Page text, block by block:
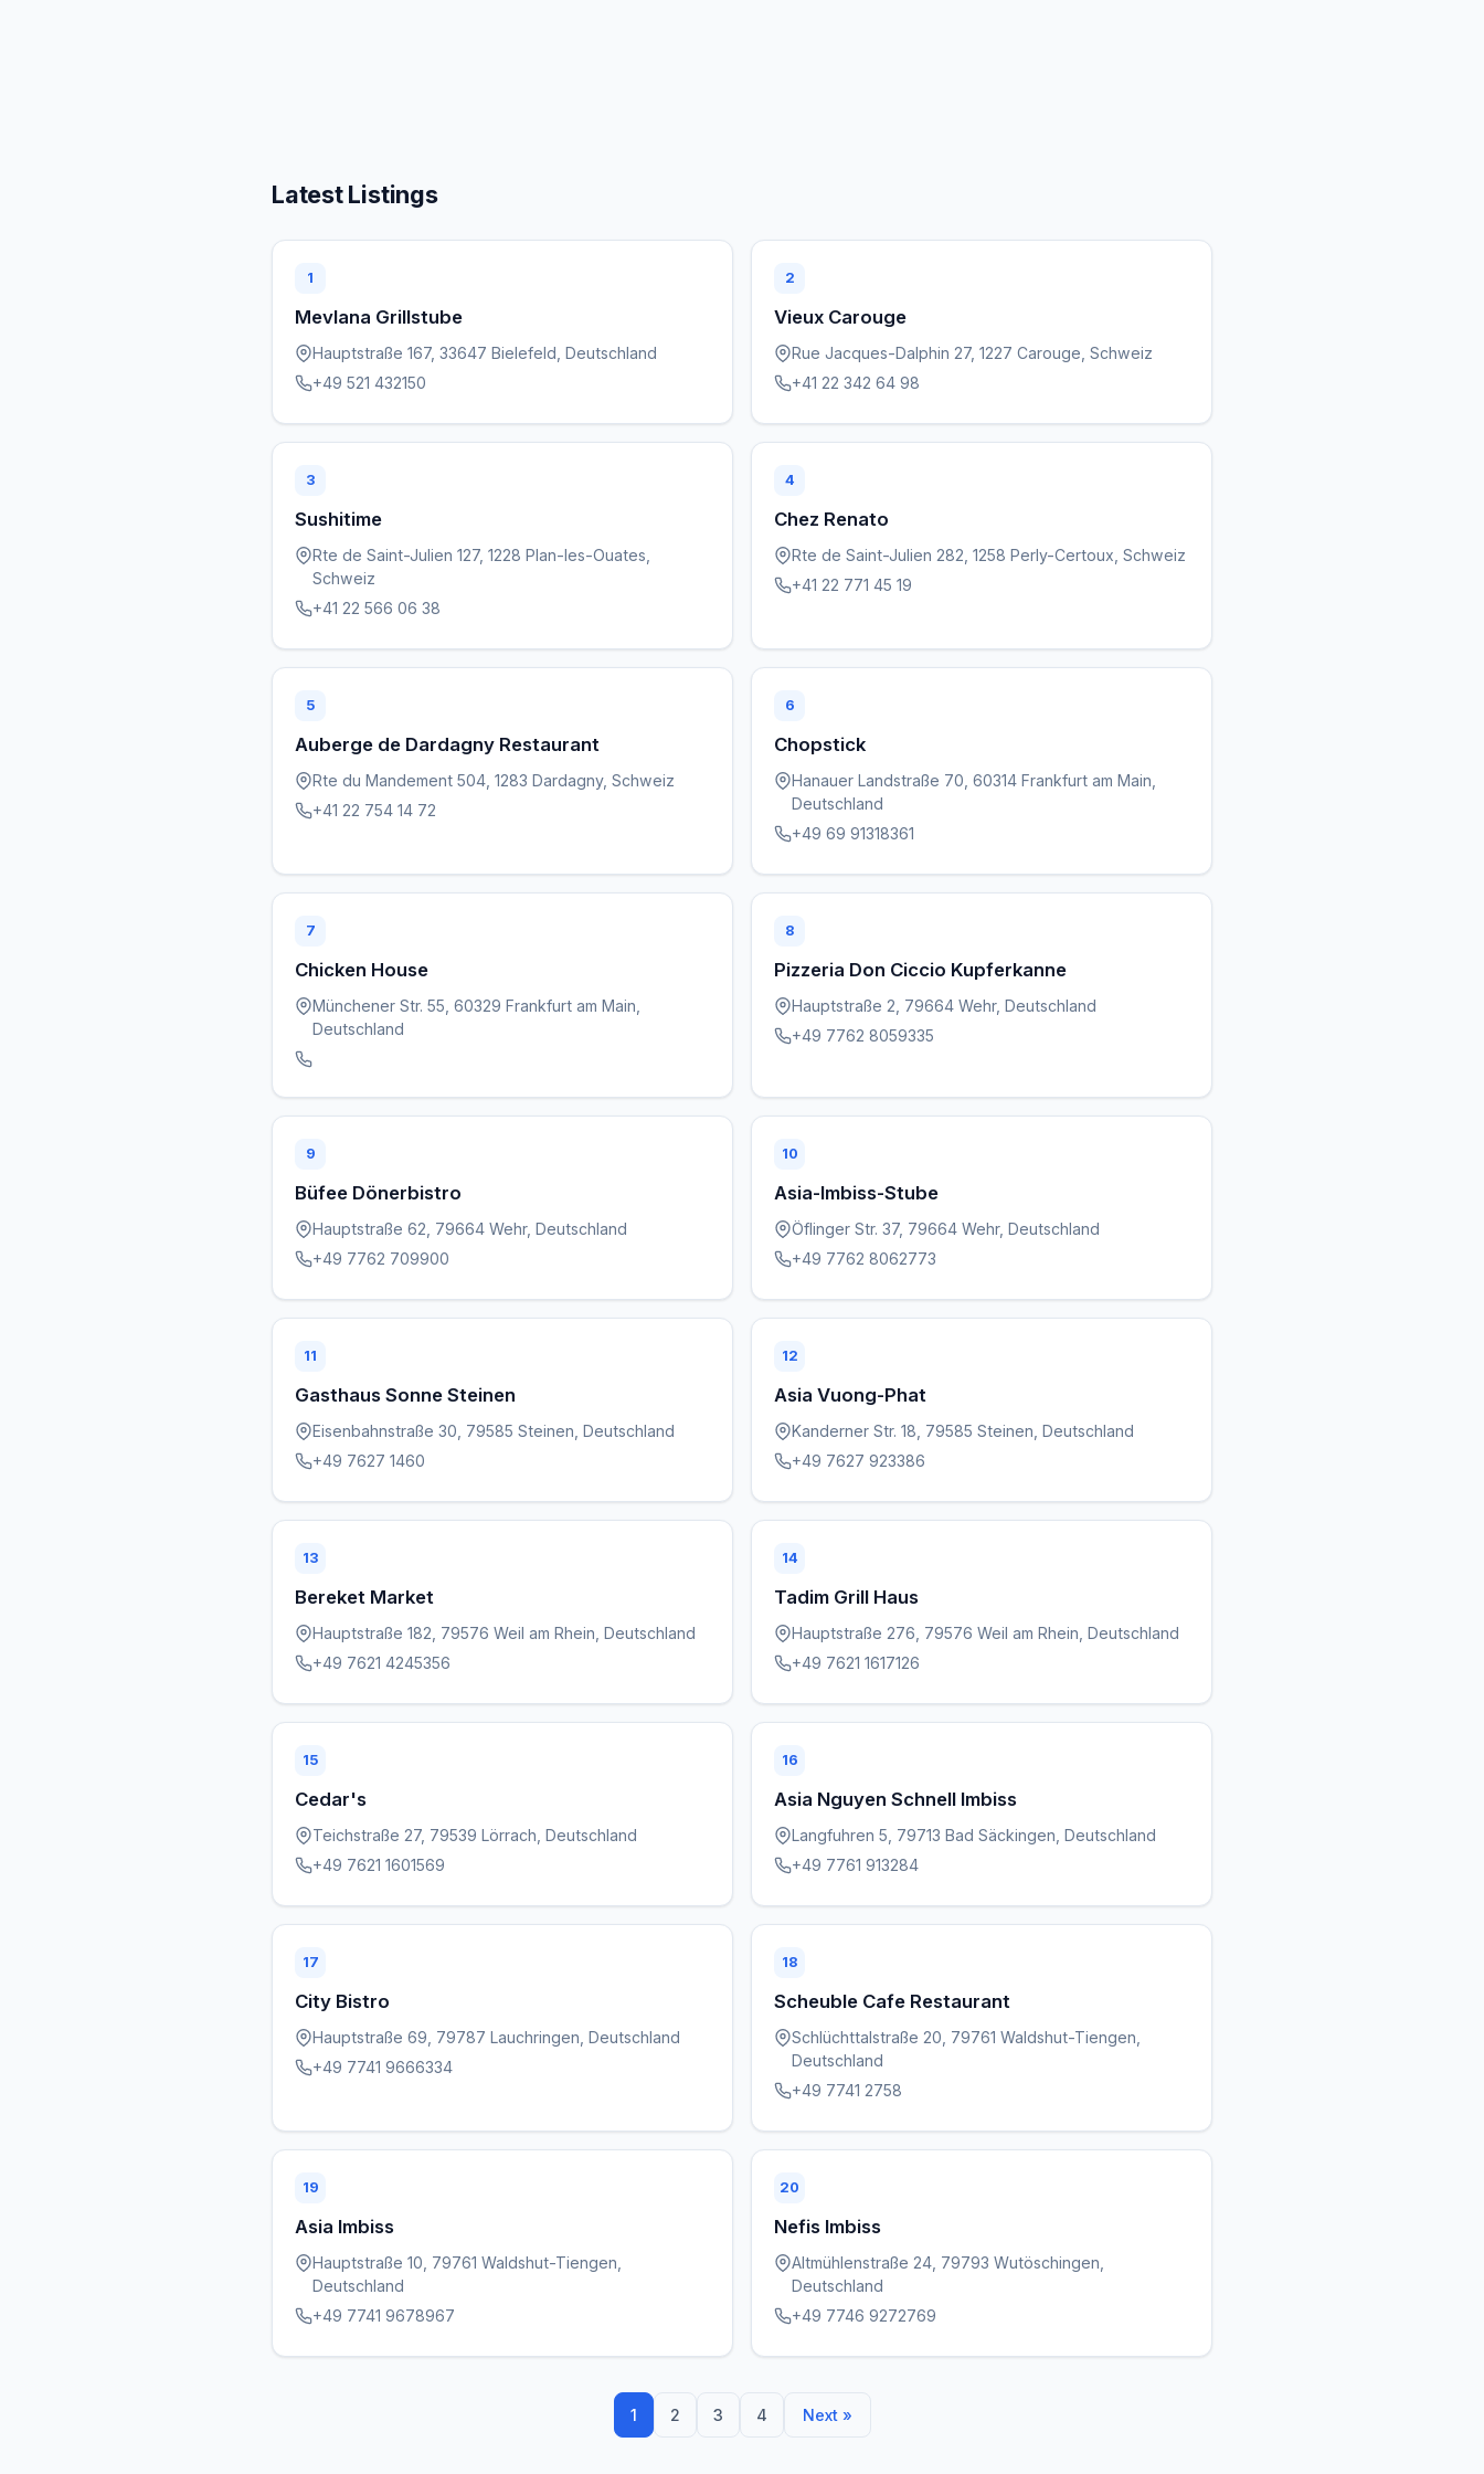
Latest Listings
1
Mevlana Grillstube
Hauptstraße 167, 33647 Bielefeld, Deutschland
+49 521 432150
2
Vieux Carouge
Rue Jacques-Dalphin 27, 1227 Carouge, Schweiz
+41 22 342 64 98
3
Sushitime
Rte de Saint-Julien 127, 1228 Plan-les-Ouates,
Schweiz
+41 22 566 06 38
4
Chez Renato
Rte de Saint-Julien 282, 1258 Perly-Certoux, Schweiz
+41 22 771 45 19
5
Auberge de Dardagny Restaurant
Rte du Mandement 504, 1283 Dardagny, Schweiz
+41 22 754 14 72
6
Chopstick
Hanauer Landstraße 70, 60314 Frankfurt am Main,
Deutschland
+49 69 91318361
7
Chicken House
Münchener Str. 55, 60329 Frankfurt am Main,
Deutschland
8
Pizzeria Don Ciccio Kupferkanne
Hauptstraße 2, 79664 Wehr, Deutschland
+49 7762 8059335
9
Büfee Dönerbistro
Hauptstraße 62, 79664 Wehr, Deutschland
+49 7762 709900
10
Asia-Imbiss-Stube
Öflinger Str. 37, 79664 Wehr, Deutschland
+49 7762 8062773
11
Gasthaus Sonne Steinen
Eisenbahnstraße 30, 79585 Steinen, Deutschland
+49 7627 1460
12
Asia Vuong-Phat
Kanderner Str. 18, 79585 Steinen, Deutschland
+49 7627 923386
13
Bereket Market
Hauptstraße 182, 79576 Weil am Rhein, Deutschland
+49 7621 4245356
14
Tadim Grill Haus
Hauptstraße 276, 79576 Weil am Rhein, Deutschland
+49 7621 1617126
15
Cedar's
Teichstraße 27, 79539 Lörrach, Deutschland
+49 7621 1601569
16
Asia Nguyen Schnell Imbiss
Langfuhren 5, 79713 Bad Säckingen, Deutschland
+49 7761 913284
17
City Bistro
Hauptstraße 69, 79787 Lauchringen, Deutschland
+49 7741 9666334
18
Scheuble Cafe Restaurant
Schlüchttalstraße 20, 79761 Waldshut-Tiengen,
Deutschland
+49 7741 2758
19
Asia Imbiss
Hauptstraße 10, 79761 Waldshut-Tiengen,
Deutschland
+49 7741 9678967
20
Nefis Imbiss
Altmühlenstraße 24, 79793 Wutöschingen,
Deutschland
+49 7746 9272769
1 2 3 4 Next »